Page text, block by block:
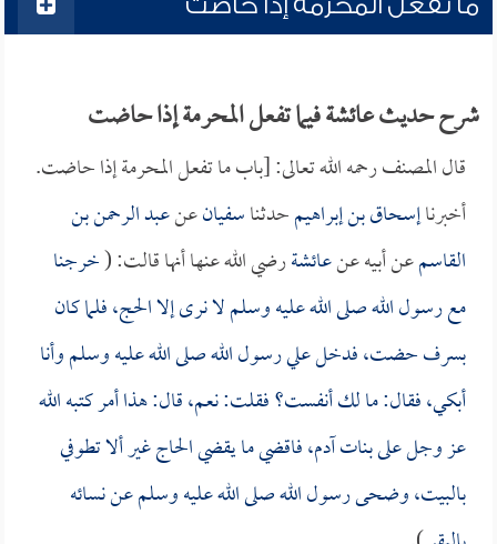
شرح حديث عائشة فيما تفعل المحرمة إذا حاضت
قال المصنف رحمه الله تعالى: [باب ما تفعل المحرمة إذا حاضت.
أخبرناإسحاق بن إبراهيمحدثناسفيانعنعبد الرحمن بن
القاسمعن أبيه عنعائشةرضي الله عنها أنها قالت: (خرجنا
مع رسول الله صلى الله عليه وسلم لا نرى إلا الحج، فلما كان
بسرف حضت، فدخل علي رسول الله صلى الله عليه وسلم وأنا
أبكي، فقال: ما لك أنفست؟ فقلت: نعم، قال: هذا أمر كتبه الله
عز وجل على بنات آدم، فاقضي ما يقضي الحاج غير ألا تطوفي
بالبيت، وضحى رسول الله صلى الله عليه وسلم عن نسائه